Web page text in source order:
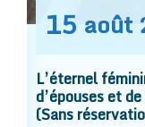
15 août
L’éternel
d’épouses et
(Sans